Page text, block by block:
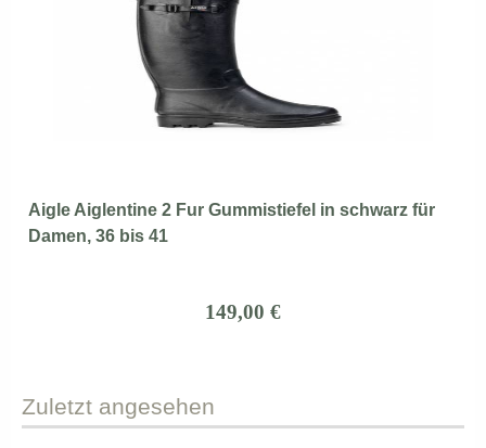
Aigle Aiglentine 2 Fur Gummistiefel in schwarz für
Damen, 36 bis 41
149,00 €
Zuletzt angesehen